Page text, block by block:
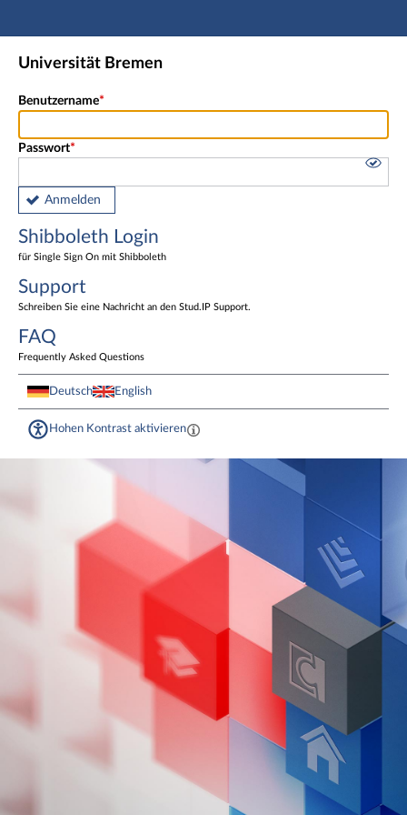
Hauptnavigation
Shibboleth Login
Universität Bremen
Benutzername
Passwort
Anmelden
Shibboleth Login
für Single Sign On mit Shibboleth
Support
Schreiben Sie eine Nachricht an den Stud.IP Support.
FAQ
Frequently Asked Questions
Deutsch English
Hohen Kontrast aktivieren